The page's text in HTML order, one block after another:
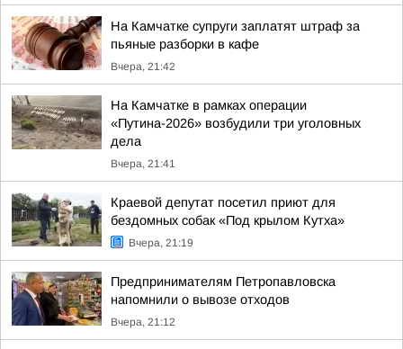
На Камчатке супруги заплатят штраф за
пьяные разборки в кафе
Вчера, 21:42
На Камчатке в рамках операции
«Путина-2026» возбудили три уголовных
дела
Вчера, 21:41
Краевой депутат посетил приют для
бездомных собак «Под крылом Кутха»
Вчера, 21:19
Предпринимателям Петропавловска
напомнили о вывозе отходов
Вчера, 21:12